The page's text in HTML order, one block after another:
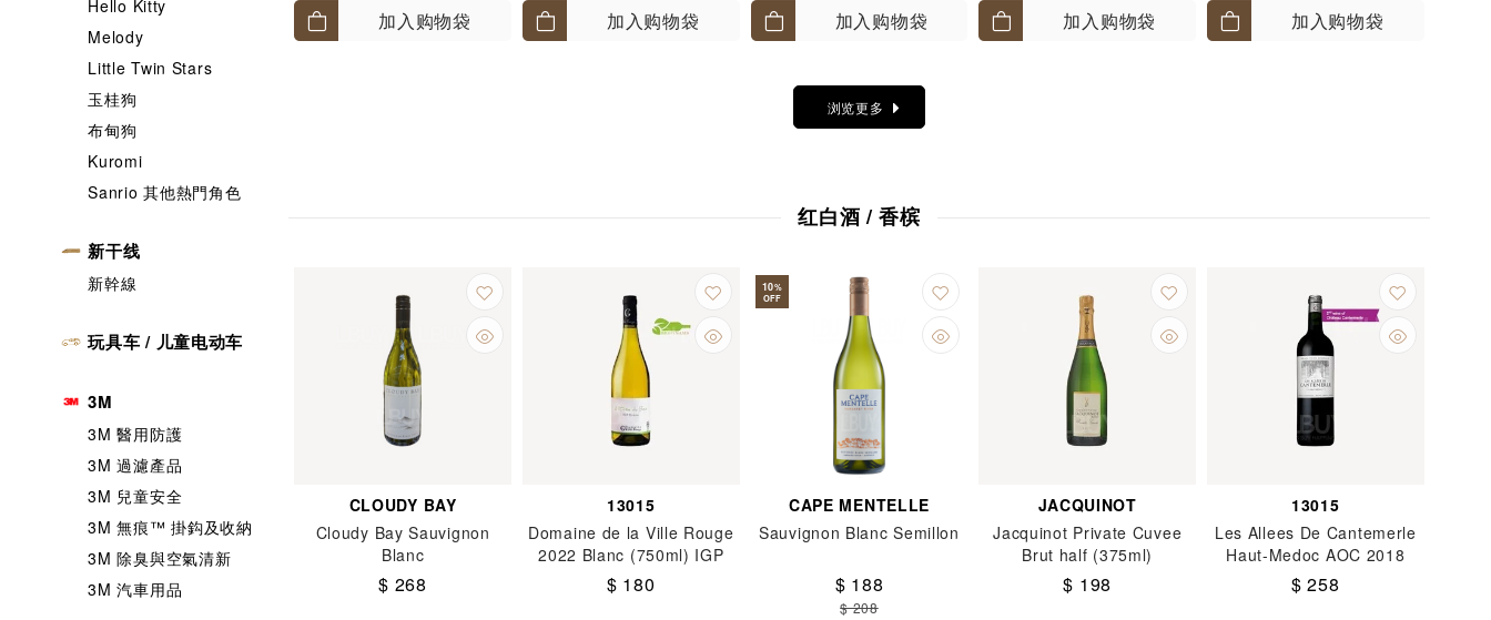
Hello Kitty
Melody
Little Twin Stars
玉桂狗
布甸狗
Kuromi
Sanrio 其他熱門角色
新干线
新幹線
玩具车 / 儿童电动车
3M
3M 醫用防護
3M 過濾產品
3M 兒童安全
3M 無痕™️ 掛鈎及收納
3M 除臭與空氣清新
3M 汽車用品
加入购物袋 加入购物袋 加入购物袋 加入购物袋 加入购物袋
浏览更多
红白酒 / 香槟
CLOUDY BAY
Cloudy Bay Sauvignon
Blanc
$ 268
13015
Domaine de la Ville Rouge
2022 Blanc (750ml) IGP
*Bio-dynamic Wine
$ 180
10%
OFF
CAPE MENTELLE
Sauvignon Blanc Semillon
$ 188
$ 208
JACQUINOT
Jacquinot Private Cuvee
Brut half (375ml)
$ 198
13015
Les Allees De Cantemerle
Haut-Medoc AOC 2018
(750ml)
$ 258